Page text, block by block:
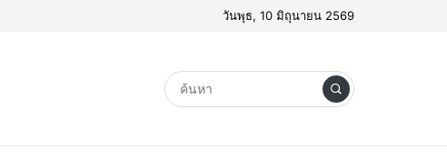
วันพุธ, 10 มิถุนายน 2569